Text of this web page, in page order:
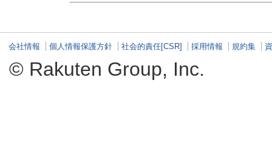
会社情報 個人情報保護方針 社会的責任[CSR] 採用情報 規約集
© Rakuten Group, Inc.